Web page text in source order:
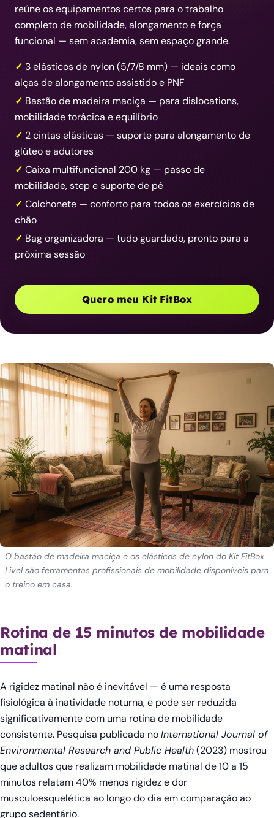
reúne os equipamentos certos para o trabalho
completo de mobilidade, alongamento e força
funcional — sem academia, sem espaço grande.
3 elásticos de nylon (5/7/8 mm) — ideais como
alças de alongamento assistido e PNF
Bastão de madeira maciça — para dislocations,
mobilidade torácica e equilíbrio
2 cintas elásticas — suporte para alongamento de
glúteo e adutores
Caixa multifuncional 200 kg — passo de
mobilidade, step e suporte de pé
Colchonete — conforto para todos os exercícios de
chão
Bag organizadora — tudo guardado, pronto para a
próxima sessão
Quero meu Kit FitBox
O bastão de madeira maciça e os elásticos de nylon do Kit FitBox
Livel são ferramentas profissionais de mobilidade disponíveis para
o treino em casa.
Rotina de 15 minutos de mobilidade
matinal
A rigidez matinal não é inevitável — é uma resposta
fisiológica à inatividade noturna, e pode ser reduzida
significativamente com uma rotina de mobilidade
consistente. Pesquisa publicada noInternational Journal of
Environmental Research and Public Health(2023) mostrou
que adultos que realizam mobilidade matinal de 10 a 15
minutos relatam 40% menos rigidez e dor
musculoesquelética ao longo do dia em comparação ao
grupo sedentário.